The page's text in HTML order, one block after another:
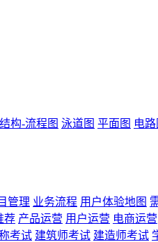
构-流程图 泳道图 平面图 电路
管理 业务流程 用户体验地图
荐 产品运营 用户运营 电商运营
考试 建筑师考试 建造师考试